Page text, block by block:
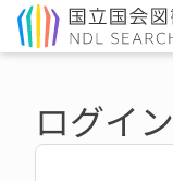
ログイン